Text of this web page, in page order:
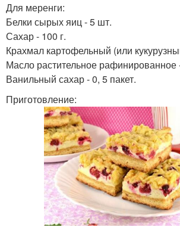
Для меренги:
Белки сырых яиц - 5 шт.
Сахар - 100 г.
Крахмал картофельный (или
Масло растительное рафинированное
Ванильный сахар - 0, 5 пакет.
Приготовление: